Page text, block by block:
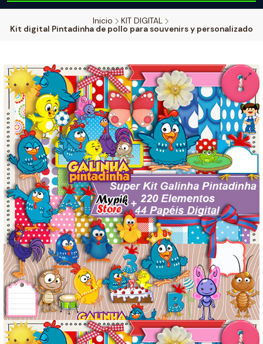
Inicio
KIT DIGITAL
Kit digital Pintadinha de pollo para souvenirs y personalizado